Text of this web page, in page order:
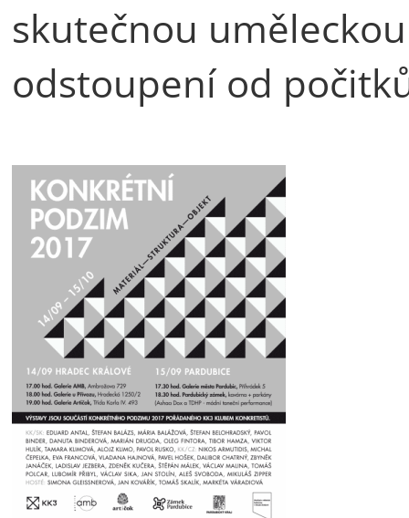
skutečnou
odstoupení od